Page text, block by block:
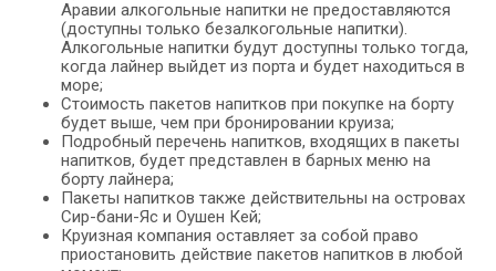
Аравии алкогольные напитки не предоставляются
(доступны только безалкогольные напитки).
Алкогольные напитки будут доступны только тогда,
когда лайнер выйдет из порта и будет находиться в
море;
Стоимость пакетов напитков при покупке на борту
будет выше, чем при бронировании круиза;
Подробный перечень напитков, входящих в пакеты
напитков, будет представлен в барных меню на
борту лайнера;
Пакеты напитков также действительны на островах
Сир-бани-Яс и Оушен Кей;
Круизная компания оставляет за собой право
приостановить действие пакетов напитков в любой